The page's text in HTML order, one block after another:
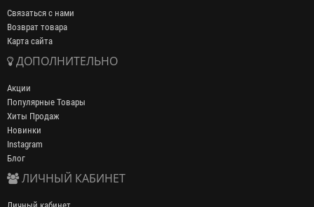
Связаться с нами
Возврат товара
Карта сайта
ДОПОЛНИТЕЛЬНО
Акции
Популярные Товары
Хиты Продаж
Новинки
Instagram
Блог
ЛИЧНЫЙ КАБИНЕТ